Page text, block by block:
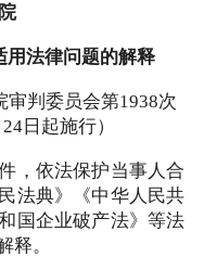
用法律问题的解释
审判委员会第1938次
日起施行）
依法保护当事人合
法典》《中华人民共
国企业破产法》等法
释。